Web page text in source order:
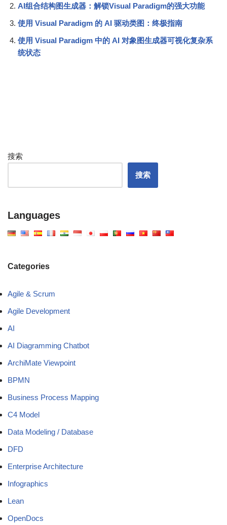
AI组合结构图生成器：解锁Visual Paradigm的强大功能
使用 Visual Paradigm 的 AI 驱动类图：终极指南
使用 Visual Paradigm 中的 AI 对象图生成器可视化复杂系
统状态
搜索
搜索
Languages
Categories
Agile & Scrum
Agile Development
AI
AI Diagramming Chatbot
ArchiMate Viewpoint
BPMN
Business Process Mapping
C4 Model
Data Modeling / Database
DFD
Enterprise Architecture
Infographics
Lean
OpenDocs